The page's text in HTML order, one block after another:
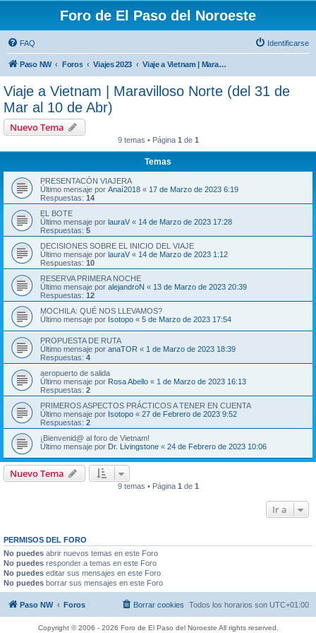
Foro de El Paso del Noroeste
FAQ Identificarse
Paso NW Foros Viajes 2023 Viaje a Vietnam | Maravilloso Norte (del 31 de Mar al 10 de Abr)
Viaje a Vietnam | Maravilloso Norte (del 31 de
Mar al 10 de Abr)
Nuevo Tema
9 temas • Página 1 de 1
Temas
PRESENTACÓN VIAJERA
Último mensaje por Anaí2018 « 17 de Marzo de 2023 6:19
Respuestas: 14
EL BOTE
Último mensaje por lauraV « 14 de Marzo de 2023 17:28
Respuestas: 5
DECISIONES SOBRE EL INICIO DEL VIAJE
Último mensaje por lauraV « 14 de Marzo de 2023 1:12
Respuestas: 10
RESERVA PRIMERA NOCHE
Último mensaje por alejandroN « 13 de Marzo de 2023 20:39
Respuestas: 12
MOCHILA: QUÉ NOS LLEVAMOS?
Último mensaje por Isotopo « 5 de Marzo de 2023 17:54
PROPUESTA DE RUTA
Último mensaje por anaTOR « 1 de Marzo de 2023 18:39
Respuestas: 4
aeropuerto de salida
Último mensaje por Rosa Abello « 1 de Marzo de 2023 16:13
Respuestas: 2
PRIMEROS ASPECTOS PRÁCTICOS A TENER EN CUENTA
Último mensaje por Isotopo « 27 de Febrero de 2023 9:52
Respuestas: 2
¡Bienvenid@ al foro de Vietnam!
Último mensaje por Dr. Livingstone « 24 de Febrero de 2023 10:06
Nuevo Tema
9 temas • Página 1 de 1
Ir a
PERMISOS DEL FORO
No puedes abrir nuevos temas en este Foro
No puedes responder a temas en este Foro
No puedes editar sus mensajes en este Foro
No puedes borrar sus mensajes en este Foro
Paso NW Foros Todos los horarios son UTC+01:00
Borrar cookies
Copyright © 2006 - 2026 Foro de El Paso del Noroeste All rights reserved.